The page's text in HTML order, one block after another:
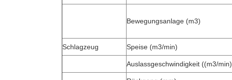
Bewegungsanlage (m3)
Schlagzeug Speise (m3/min)
Auslassgeschwindigkeit ((m3/min)